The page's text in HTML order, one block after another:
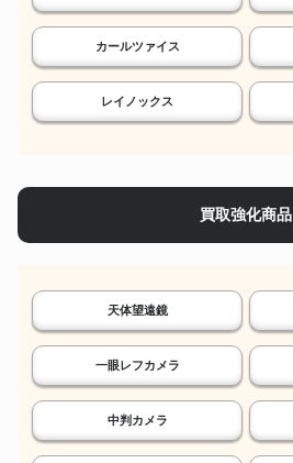
カールツァイス
レイノックス
買取強化商品
天体望遠鏡
一眼レフカメラ
中判カメラ